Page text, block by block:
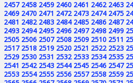
2457 2458 2459 2460 2461 2462 2463
2469 2470 2471 2472 2473 2474 2475
2481 2482 2483 2484 2485 2486 2487
2493 2494 2495 2496 2497 2498 2499
2505 2506 2507 2508 2509 2510 2511
2517 2518 2519 2520 2521 2522 2523
2529 2530 2531 2532 2533 2534 2535
2541 2542 2543 2544 2545 2546 2547
2553 2554 2555 2556 2557 2558 2559